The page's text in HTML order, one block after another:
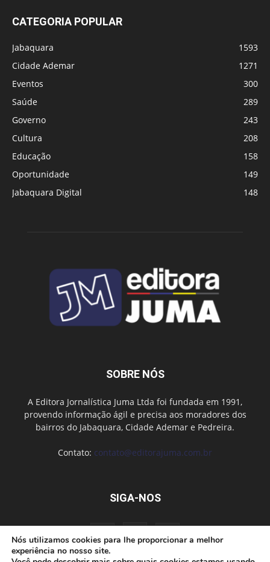
CATEGORIA POPULAR
Jabaquara
1593
Cidade Ademar
1271
Eventos
300
Saúde
289
Governo
243
Cultura
208
Educação
158
Oportunidade
149
Jabaquara Digital
148
SOBRE NÓS
A Editora Jornalística Juma Ltda foi fundada em 1991,
provendo informação ágil e precisa aos moradores dos
bairros do Jabaquara, Cidade Ademar e Pedreira.
Contato: contato@editorajuma.com.br
SIGA-NOS
Nós utilizamos cookies para lhe proporcionar a melhor
experiência no nosso site.